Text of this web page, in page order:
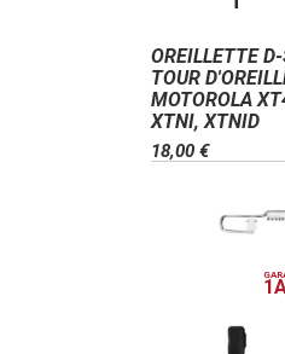
OREILLETTE
TOUR
MOTOROLA
XTNI, XTNID
18,00 €
1